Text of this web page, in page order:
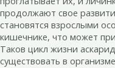
продолжают свое
становятся взрослыми
кишечнике, что может
Таков цикл жизни
существовать в